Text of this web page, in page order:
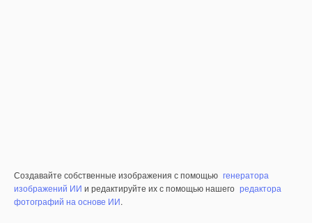
Создавайте собственные изображения с помощью генератора
изображений ИИ и редактируйте их с помощью нашего редактора
фотографий на основе ИИ.